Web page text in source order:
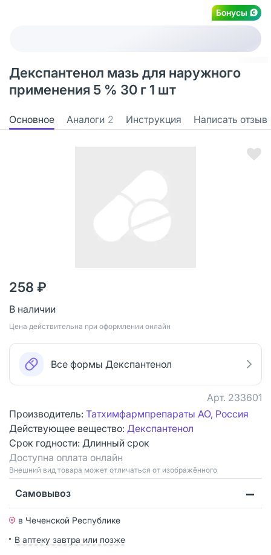
Бонусы
Декспантенол мазь для наружного
применения 5 % 30 г 1 шт
Основное Аналоги 2 Инструкция Написать отзыв
258 ₽
В наличии
Цена действительна при оформлении онлайн
Все формы Декспантенол
Арт. 233601
Производитель: Татхимфармпрепараты АО, Россия
Действующее вещество: Декспантенол
Срок годности: Длинный срок
Доступна оплата онлайн
Bнешний вид товара может отличаться от изображённого
Самовывоз
в Чеченской Республике
В аптеку завтра или позже